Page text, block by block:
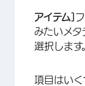
アイテム]
みたいメタ
選択します
項目はい